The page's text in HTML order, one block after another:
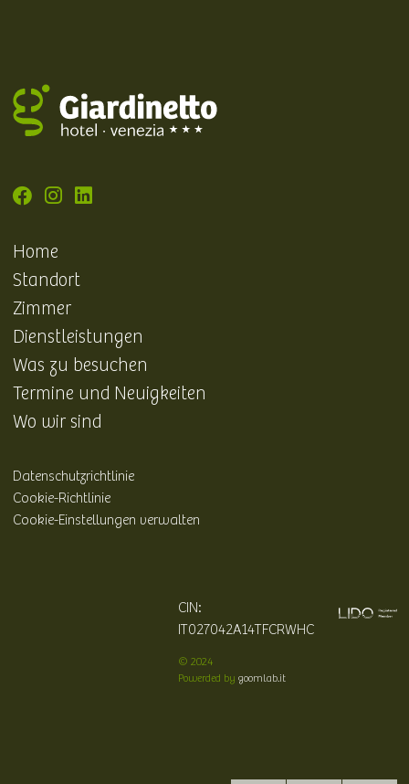
Home
Standort
Zimmer
Dienstleistungen
Was zu besuchen
Termine und Neuigkeiten
Wo wir sind
Datenschutzrichtlinie
Cookie-Richtlinie
Cookie-Einstellungen verwalten
CIN:
IT027042A14TFCRWHC
© 2024
Powerded by goomlab.it